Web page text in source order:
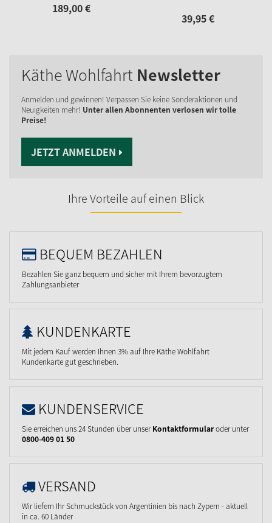
189,00€
39,95€
Käthe Wohlfahrt Newsletter
Anmelden und gewinnen! Verpassen Sie keine Sonderaktionen und
Neuigkeiten mehr! Unter allen Abonnenten verlosen wir tolle
Preise!
JETZT ANMELDEN
Ihre Vorteile auf einen Blick
BEQUEM BEZAHLEN
Bezahlen Sie ganz bequem und sicher mit Ihrem bevorzugtem
Zahlungsanbieter
KUNDENKARTE
Mit jedem Kauf werden Ihnen 3% auf Ihre Käthe Wohlfahrt
Kundenkarte gut geschrieben.
KUNDENSERVICE
Sie erreichen uns 24 Stunden über unserKontaktformularoder unter
0800-409 01 50
VERSAND
Wir liefern Ihr Schmuckstück von Argentinien bis nach Zypern - aktuell
in ca. 60 Länder